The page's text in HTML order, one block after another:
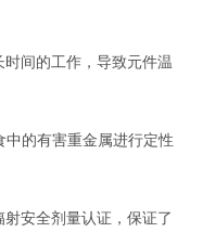
间的工作，导致元件温
的有害重金属进行定性
安全剂量认证，保证了